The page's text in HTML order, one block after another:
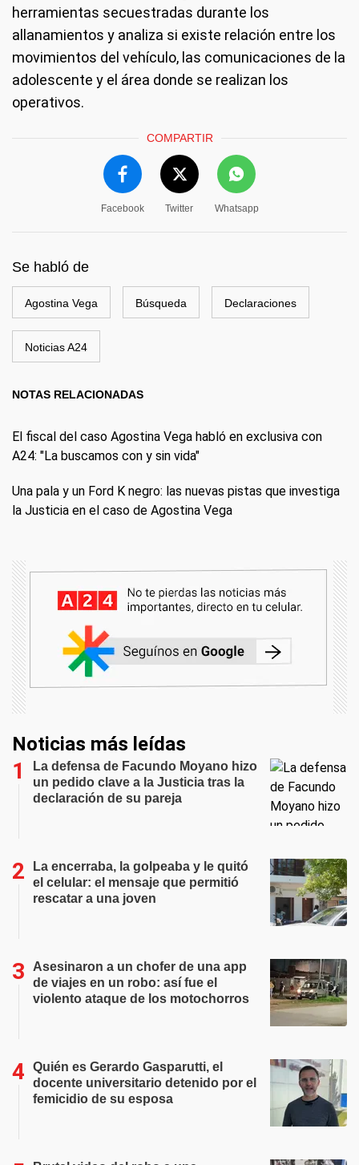
herramientas secuestradas durante los
allanamientos y analiza si existe relación entre los
movimientos del vehículo, las comunicaciones de la
adolescente y el área donde se realizan los
operativos.
COMPARTIR
Facebook Twitter Whatsapp
Se habló de
Agostina Vega Búsqueda Declaraciones
Noticias A24
NOTAS RELACIONADAS
El fiscal del caso Agostina Vega habló en exclusiva con
A24: "La buscamos con y sin vida"
Una pala y un Ford K negro: las nuevas pistas que investiga
la Justicia en el caso de Agostina Vega
Noticias más leídas
La defensa de Facundo Moyano hizo
un pedido clave a la Justicia tras la
declaración de su pareja
La encerraba, la golpeaba y le quitó
el celular: el mensaje que permitió
rescatar a una joven
Asesinaron a un chofer de una app
de viajes en un robo: así fue el
violento ataque de los motochorros
Quién es Gerardo Gasparutti, el
docente universitario detenido por el
femicidio de su esposa